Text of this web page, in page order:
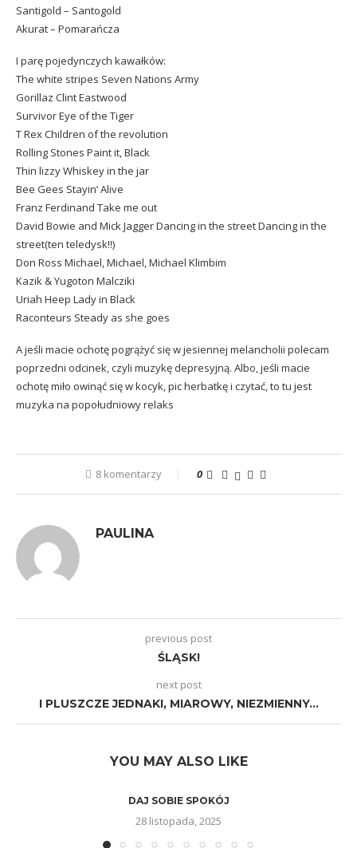
Santigold – Santogold
Akurat – Pomarańcza
I parę pojedynczych kawałków:
The white stripes Seven Nations Army
Gorillaz Clint Eastwood
SurvivorEye of the Tiger
T RexChildren of the revolution
Rolling Stones Paint it, Black
Thin lizzyWhiskey in the jar
Bee Gees Stayin’ Alive
Franz Ferdinand Take me out
David Bowie and Mick Jagger Dancing in the streetDancing in the
street(ten teledysk!!)
Don Ross Michael, Michael, Michael Klimbim
Kazik & Yugoton Malcziki
Uriah Heep Lady in Black
Raconteurs Steady as she goes
A jeśli macie ochotę pogrążyć się w jesiennej melancholii polecam
poprzedni odcinek, czyli muzykę depresyjną. Albo, jeśli macie
ochotę miło owinąć się w kocyk, pic herbatkę i czytać, to tu jest
muzyka na popołudniowy relaks
8 komentarzy 0
PAULINA
previous post
ŚLĄSK!
next post
I PLUSZCZE JEDNAKI, MIAROWY, NIEZMIENNY…
YOU MAY ALSO LIKE
DAJ SOBIE SPOKÓJ
28 listopada, 2025